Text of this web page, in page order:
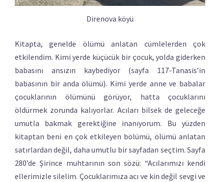
Direnova köyü
Kitapta, genelde ölümü anlatan cümlelerden çok
etkilendim. Kimi yerde küçücük bir çocuk, yolda giderken
babasını ansızın kaybediyor (sayfa 117-Tanasis’in
babasının bir anda ölümü). Kimi yerde anne ve babalar
çocuklarının ölümünü görüyor, hatta çocuklarını
öldürmek zorunda kalıyorlar. Acıları bilsek de geleceğe
umutla bakmak gerektiğine inanıyorum. Bu yüzden
kitaptan beni en çok etkileyen bölümü, ölümü anlatan
satırlardan değil, daha umutlu bir sayfadan seçtim. Sayfa
280’de Şirince muhtarının son sözü: “Acılarımızı kendi
ellerimizle silelim. Çocuklarımıza acı ve kin değil sevgi ve